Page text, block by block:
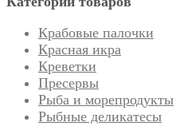
Крабовые палочки
Красная икра
Креветки
Пресервы
Рыба и морепродукты
Рыбные деликатесы